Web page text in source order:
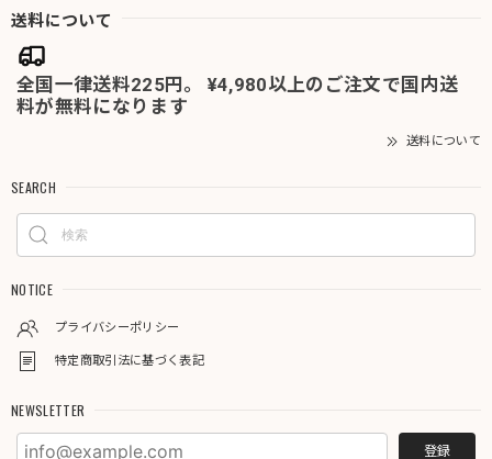
送料について
全国一律送料225円。 ¥4,980以上のご注文で国内送
料が無料になります
送料について
SEARCH
NOTICE
プライバシーポリシー
特定商取引法に基づく表記
NEWSLETTER
登録